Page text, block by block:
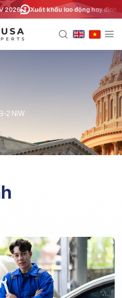
Xuất khẩu lao động hay định cư
2 NIW